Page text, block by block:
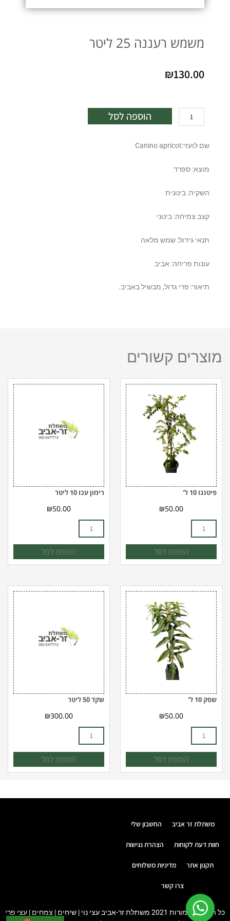
משמש רעננה 25 ליטר
₪130.00
של
רעננה
ליטר
הוספה לסל
שם לועזי:Canino apricot
מוצא: ספרד
השקיה: בינונית
קצב צמיחה: בינוני
תנאי גידול: שמש מלאה
עונות פריחה: אביב
תיאור: פרי גדול, מבשיל באביב.
מוצרים קשורים
פיטנגו 10 ל'
₪50.00
כמות
של
פיטנגו
10
ל'
הוספה לסל
רימון עכו 10 ליטר
₪50.00
כמות
של
רימון
עכו
10
ליטר
הוספה לסל
שסק 10 ל'
₪50.00
כמות
של
שסק
10
ל'
הוספה לסל
שקד 50 ליטר
₪300.00
כמות
של
שקד
50
ליטר
הוספה לסל
משתלת זר אביב החשבון שלי
חוות דעת לקוחות הצהרת נגישות
תקנון אתר מדיניות משלוחים
צרו קשר
כל הזכויות שמורות 2021 משתלת זר-אביב עצי נוי | שיחים | צמחים | עצי פרי